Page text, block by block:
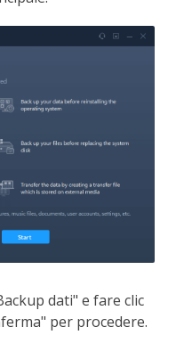
dati" e fare clic
per procedere.